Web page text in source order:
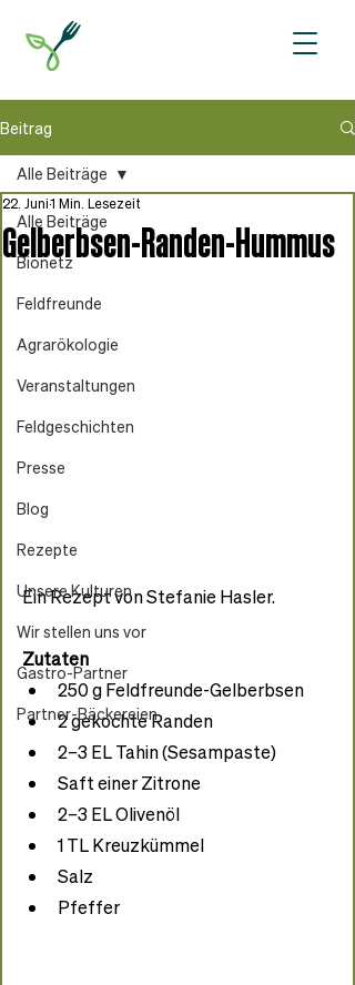
Beitrag
Alle Beiträge
Bionetz
Feldfreunde
Agrarökologie
Veranstaltungen
Feldgeschichten
Presse
Blog
Rezepte
Unsere Kulturen
Wir stellen uns vor
Gastro-Partner
Partner-Bäckereien
Alle Beiträge
Gelberbsen-Randen-Hummus
22. Juni 1 Min. Lesezeit
Ein Rezept von Stefanie Hasler.
Zutaten
250 g Feldfreunde-Gelberbsen
2 gekochte Randen
2–3 EL Tahin (Sesampaste)
Saft einer Zitrone
2–3 EL Olivenöl
1 TL Kreuzkümmel
Salz
Pfeffer